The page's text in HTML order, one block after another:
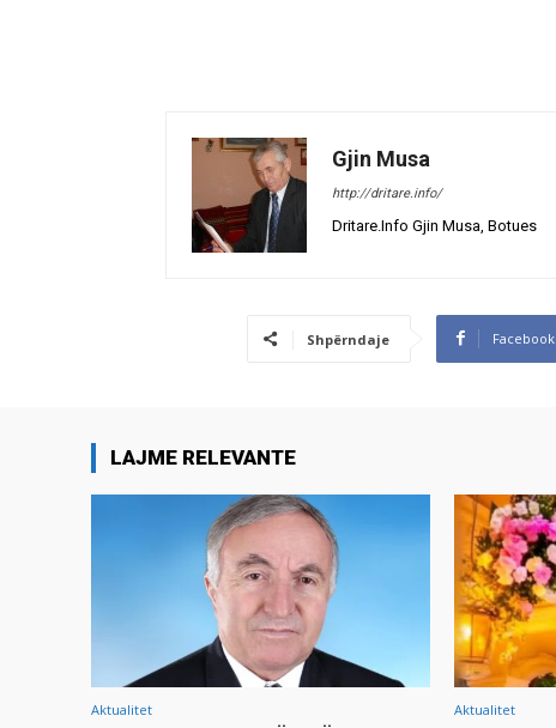
Gjin Musa
http://dritare.info/
Dritare.Info Gjin Musa, Botues
Shpërndaje Facebook
LAJME RELEVANTE
Aktualitet Aktualitet